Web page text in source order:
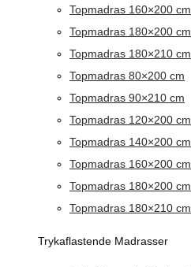
Topmadras 160×200 cm
Topmadras 180×200 cm
Topmadras 180×210 cm
Topmadras 80×200 cm
Topmadras 90×210 cm
Topmadras 120×200 cm
Topmadras 140×200 cm
Topmadras 160×200 cm
Topmadras 180×200 cm
Topmadras 180×210 cm
Trykaflastende Madrasser